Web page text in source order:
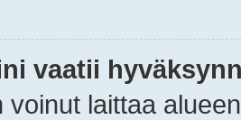
vaatii
voinut laittaa